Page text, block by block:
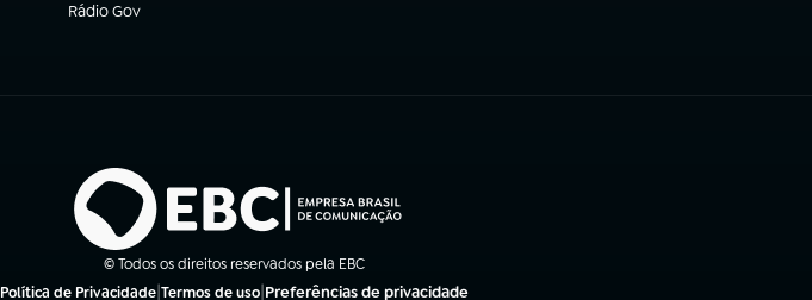
Rádio Gov
(abre em nova aba)
© Todos os direitos reservados pela EBC
Política de Privacidade|Termos de uso|Preferências de privacidade